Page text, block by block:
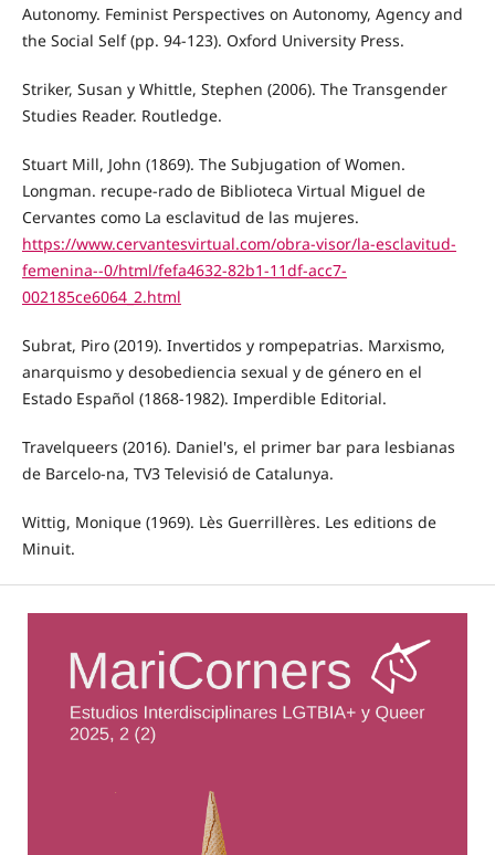
Autonomy. Feminist Perspectives on Autonomy, Agency and
the Social Self (pp. 94-123). Oxford University Press.
Striker, Susan y Whittle, Stephen (2006). The Transgender
Studies Reader. Routledge.
Stuart Mill, John (1869). The Subjugation of Women.
Longman. recupe-rado de Biblioteca Virtual Miguel de
Cervantes como La esclavitud de las mujeres.
https://www.cervantesvirtual.com/obra-visor/la-esclavitud-
femenina--0/html/fefa4632-82b1-11df-acc7-
002185ce6064_2.html
Subrat, Piro (2019). Invertidos y rompepatrias. Marxismo,
anarquismo y desobediencia sexual y de género en el
Estado Español (1868-1982). Imperdible Editorial.
Travelqueers (2016). Daniel's, el primer bar para lesbianas
de Barcelo-na, TV3 Televisió de Catalunya.
Wittig, Monique (1969). Lès Guerrillères. Les editions de
Minuit.